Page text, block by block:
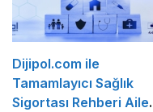
Dijipol.com ile
Tamamlayıcı Sağlık
Sigortası Rehberi Aile